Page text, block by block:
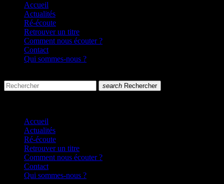
Accueil
Actualités
Ré-écoute
Retrouver un titre
Comment nous écouter ?
Contact
Qui sommes-nous ?
search Rechercher
Accueil
Actualités
Ré-écoute
Retrouver un titre
Comment nous écouter ?
Contact
Qui sommes-nous ?